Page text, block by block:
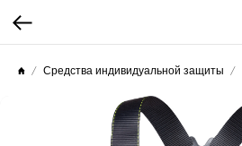
Средства индивидуальной защиты